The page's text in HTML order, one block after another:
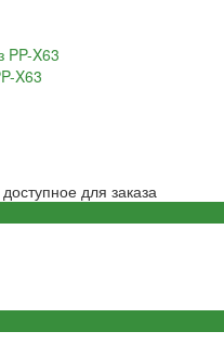
X63
для заказа